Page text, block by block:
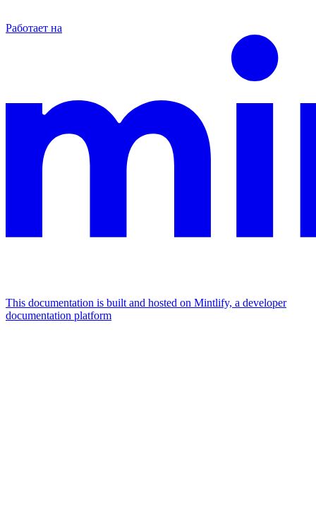
Работает на
This documentation is built and hosted on Mintlify, a developer
documentation platform